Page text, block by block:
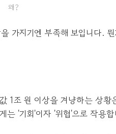
왜?
가지기엔 부족해 보입니다.
1조 원 이상을 겨냥하는 상황
는 '기회'이자 '위협'으로 작용